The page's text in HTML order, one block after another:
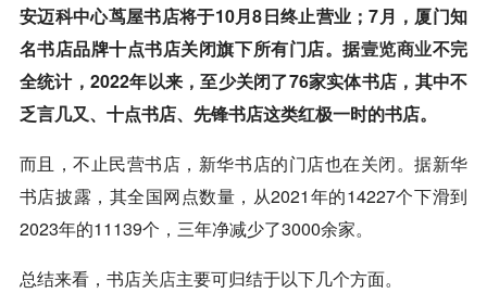
安迈科中心茑屋书店将于10月8日终止营业；7月，厦门知
名书店品牌十点书店关闭旗下所有门店。据壹览商业不完
全统计，2022年以来，至少关闭了76家实体书店，其中不
乏言几又、十点书店、先锋书店这类红极一时的书店。
而且，不止民营书店，新华书店的门店也在关闭。据新华
书店披露，其全国网点数量，从2021年的14227个下滑到
2023年的11139个，三年净减少了3000余家。
总结来看，书店关店主要可归结于以下几个方面。